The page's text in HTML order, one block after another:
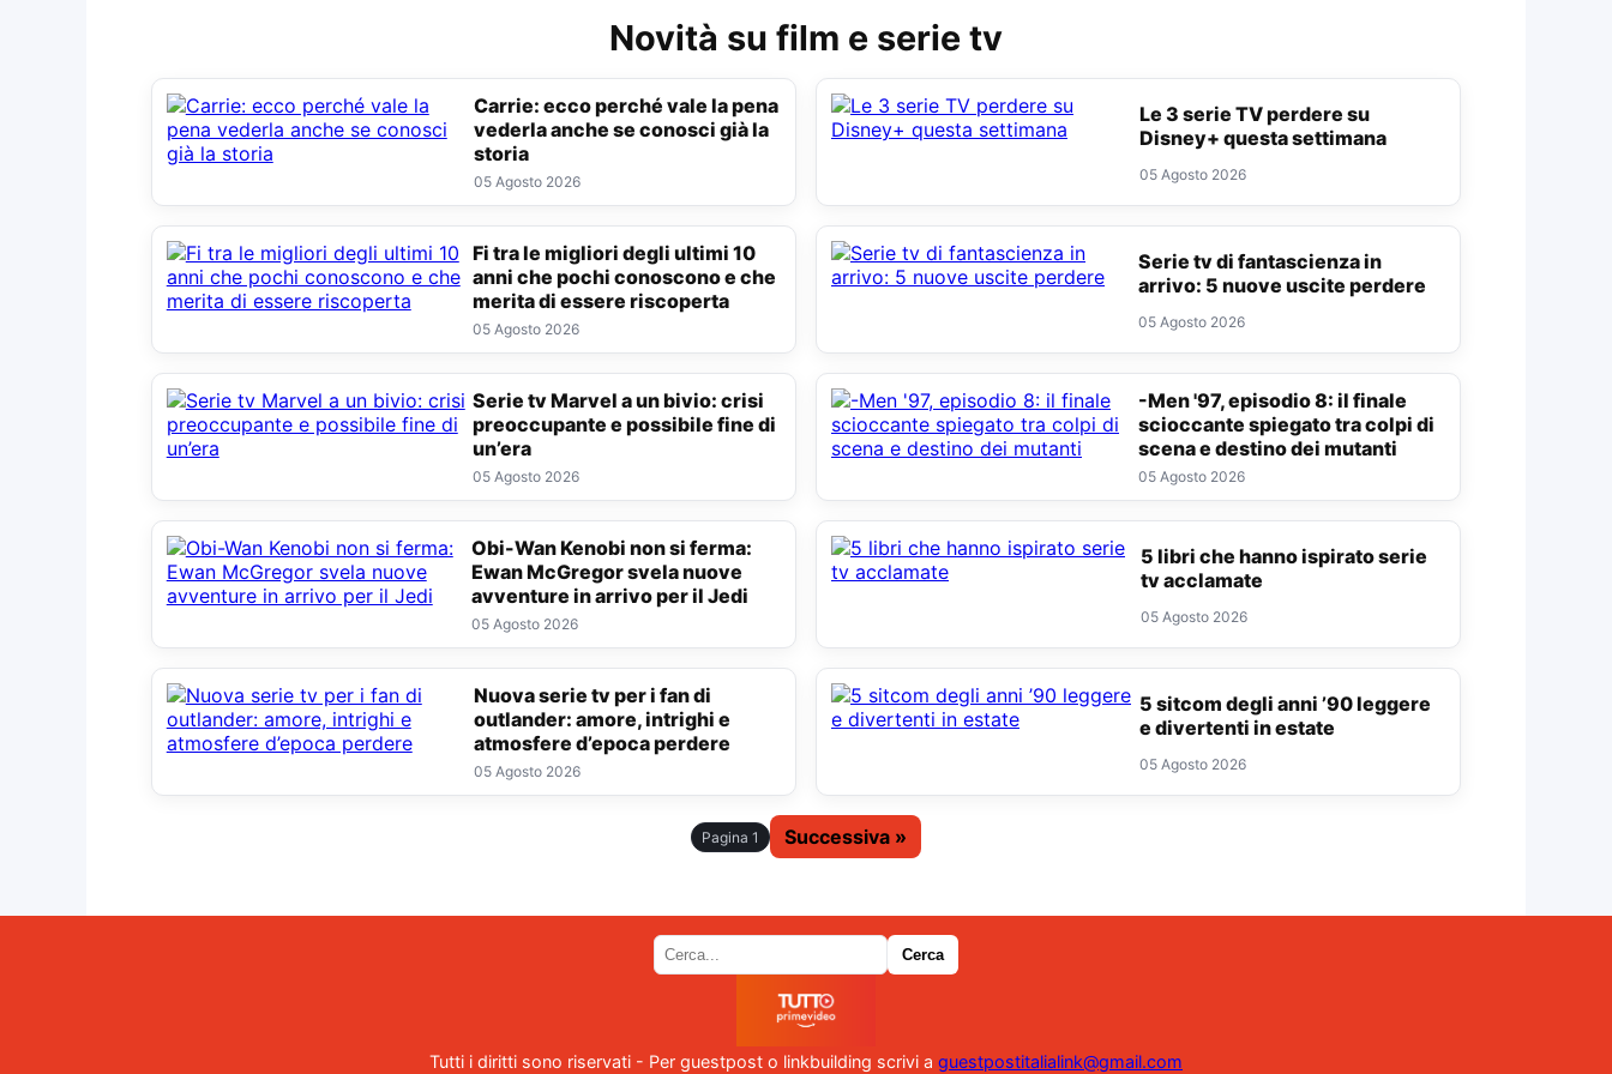
Novità su film e serie tv
Carrie: ecco perché vale la pena
vederla anche se conosci già la
storia
05 Agosto 2026
Le 3 serie TV perdere su
Disney+ questa settimana
05 Agosto 2026
Fi tra le migliori degli ultimi 10
anni che pochi conoscono e che
merita di essere riscoperta
05 Agosto 2026
Serie tv di fantascienza in
arrivo: 5 nuove uscite perdere
05 Agosto 2026
Serie tv Marvel a un bivio: crisi
preoccupante e possibile fine di
un’era
05 Agosto 2026
-Men '97, episodio 8: il finale
scioccante spiegato tra colpi di
scena e destino dei mutanti
05 Agosto 2026
Obi-Wan Kenobi non si ferma:
Ewan McGregor svela nuove
avventure in arrivo per il Jedi
05 Agosto 2026
5 libri che hanno ispirato serie
tv acclamate
05 Agosto 2026
Nuova serie tv per i fan di
outlander: amore, intrighi e
atmosfere d’epoca perdere
05 Agosto 2026
5 sitcom degli anni ’90 leggere
e divertenti in estate
05 Agosto 2026
Pagina 1 Successiva »
Tutti i diritti sono riservati - Per guestpost o linkbuilding scrivi a guestpostitalialink@gmail.com